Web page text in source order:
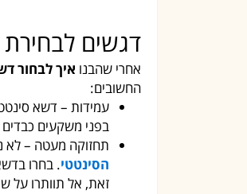
דגשים
אחרי שהבנו איך לבחור
החשובים:
עמידות – דשא
בפני משקעים
תחזוקה מעטה – לא
הסינטטי. בחרו
זאת, אל תוותרו על